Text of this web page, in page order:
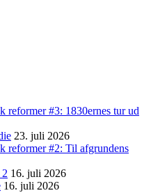
reformer #3: 1830ernes tur ud
23. juli 2026
reformer #2: Til afgrundens
2 16. juli 2026
16. juli 2026